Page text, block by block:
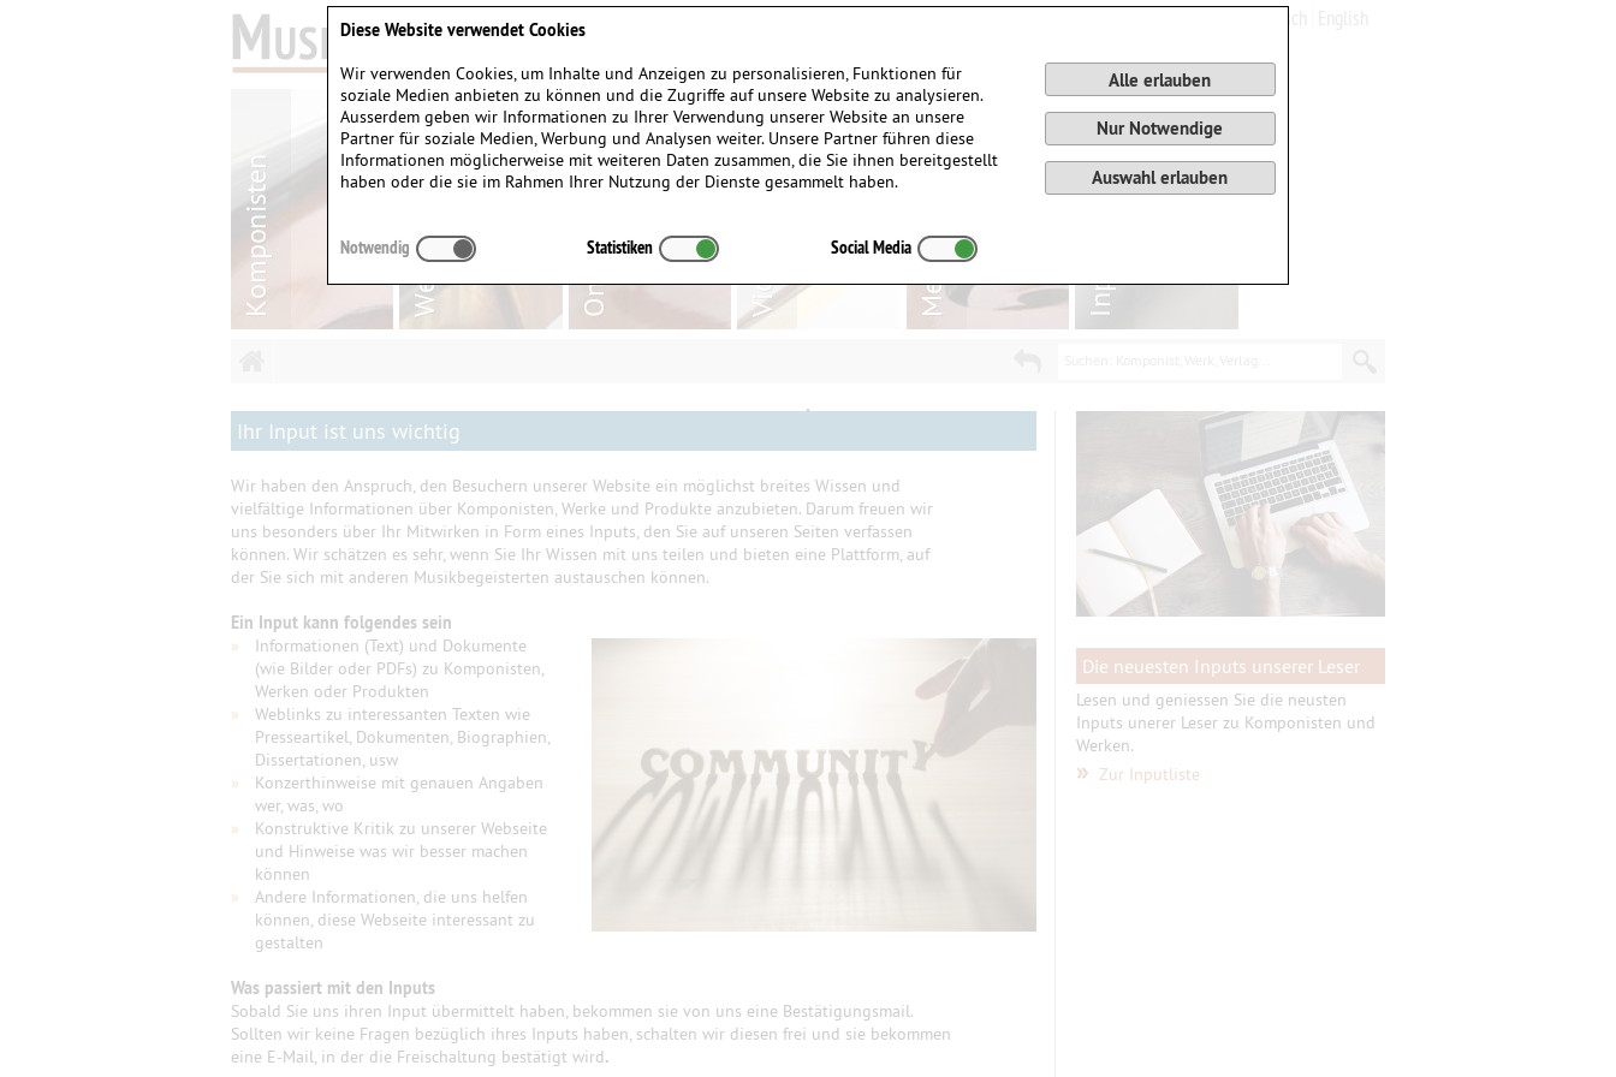
Ihr Input ist uns wichtig
Wir haben den Anspruch, den Besuchern unserer Website ein möglichst breites Wissen und
vielfältige Informationen über Komponisten, Werke und Produkte anzubieten. Darum freuen wir
uns besonders über Ihr Mitwirken in Form eines Inputs, den Sie auf unseren Seiten verfassen
können. Wir schätzen es sehr, wenn Sie Ihr Wissen mit uns teilen und bieten eine Plattform, auf
der Sie sich mit anderen Musikbegeisterten austauschen können.
Ein Input kann folgendes sein
»
Informationen (Text) und Dokumente
(wie Bilder oder PDFs) zu Komponisten,
Werken oder Produkten
»
Weblinks zu interessanten Texten wie
Presseartikel, Dokumenten, Biographien,
Dissertationen, usw
»
Konzerthinweise mit genauen Angaben
wer, was, wo
»
Konstruktive Kritik zu unserer Webseite
und Hinweise was wir besser machen
können
»
Andere Informationen, die uns helfen
können, diese Webseite interessant zu
gestalten
Was passiert mit den Inputs
Sobald Sie uns ihren Input übermittelt haben, bekommen sie von uns eine Bestätigungsmail.
Sollten wir keine Fragen bezüglich ihres Inputs haben, schalten wir diesen frei und sie bekommen
eine E-Mail, in der die Freischaltung bestätigt wird.
Die neuesten Inputs unserer Leser
Lesen und geniessen Sie die neusten
Inputs unerer Leser zu Komponisten und
Werken.
» Zur Inputliste
Diese Website verwendet Cookies
Wir verwenden Cookies, um Inhalte und Anzeigen zu personalisieren, Funktionen für
soziale Medien anbieten zu können und die Zugriffe auf unsere Website zu analysieren.
Ausserdem geben wir Informationen zu Ihrer Verwendung unserer Website an unsere
Partner für soziale Medien, Werbung und Analysen weiter. Unsere Partner führen diese
Informationen möglicherweise mit weiteren Daten zusammen, die Sie ihnen bereitgestellt
haben oder die sie im Rahmen Ihrer Nutzung der Dienste gesammelt haben.
Alle erlauben
Nur Notwendige
Auswahl erlauben
Notwendig Statistiken Social Media